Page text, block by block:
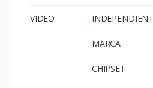
VIDEO
MARCA
CHIPSET